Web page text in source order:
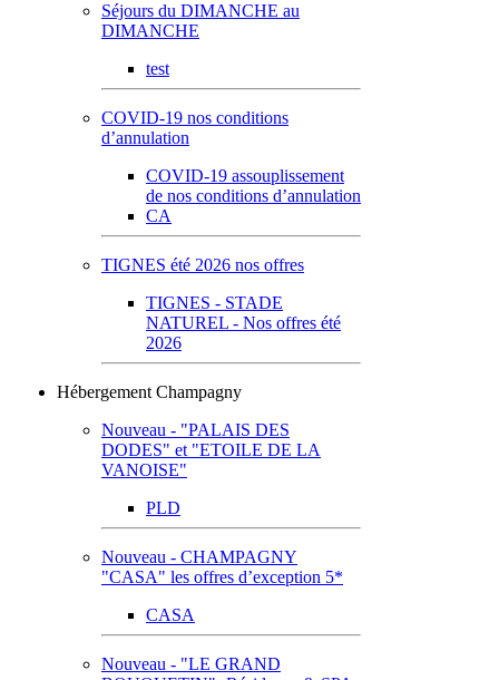
Séjours du DIMANCHE au
DIMANCHE
test
COVID-19 nos conditions
d’annulation
COVID-19 assouplissement
de nos conditions d’annulation
CA
TIGNES été 2026 nos offres
TIGNES - STADE
NATUREL - Nos offres été
2026
Hébergement Champagny
Nouveau - "PALAIS DES
DODES" et "ETOILE DE LA
VANOISE"
PLD
Nouveau - CHAMPAGNY
"CASA" les offres d’exception 5*
CASA
Nouveau - "LE GRAND